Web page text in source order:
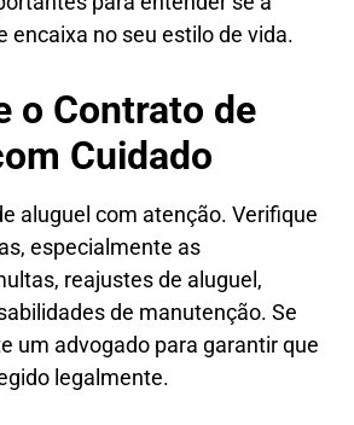
encaixa no seu estilo de vida.
o Contrato de
Cuidado
aluguel com atenção. Verifique
especialmente as
reajustes de aluguel,
de manutenção. Se
um advogado para garantir que
legalmente.